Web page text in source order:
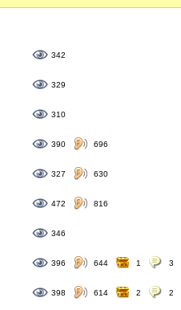
342
329
310
390 696
327 630
472 816
346
396 644 1 3
398 614 2 2